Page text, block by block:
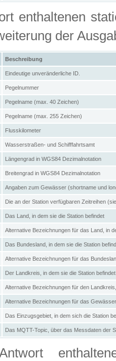
enthaltenen
der
Beschreibung
Eindeutige unveränderliche ID.
Pegelnummer
Pegelname (max. 40 Zeichen)
Pegelname (max. 255 Zeichen)
Flusskilometer
Wasserstraßen- und Schifffahrtsamt
Längengrad in WGS84 Dezimalnotation
Breitengrad in WGS84 Dezimalnotation
Angaben zum Gewässer (shortname und
Die an der Station verfügbaren Zeitreihen
Das Land, in dem sie die Station befindet
Alternative Bezeichnungen für das Land, in
Das Bundesland, in dem sie die Station
Alternative Bezeichnungen für das
Der Landkreis, in dem sie die Station befindet
Alternative Bezeichnungen für den
Alternative Bezeichnungen für das
Das Einzugsgebiet, in dem sich die Station
Das MQTT-Topic, über das Messdaten der